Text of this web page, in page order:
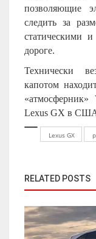
позволяющие
следить за
статическими
дороге.
Технически
капотом
«атмосферник»
Lexus GX в США
Lexus GX
RELATED POSTS